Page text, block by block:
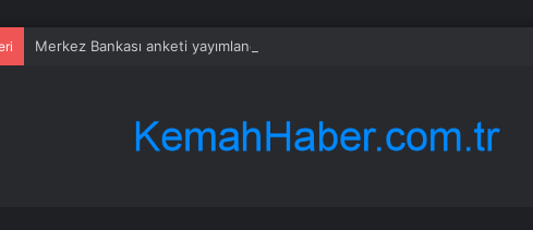
Merkez Bankası anketi yayımlandı! Dolar ve enflasyon beklentisi yükseldi